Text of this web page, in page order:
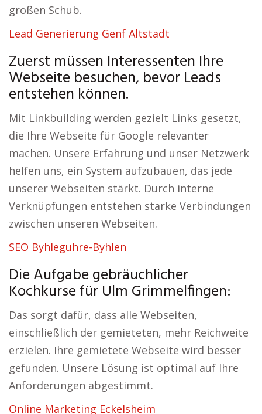
großen Schub.
Lead Generierung Genf Altstadt
Zuerst müssen Interessenten Ihre
Webseite besuchen, bevor Leads
entstehen können.
Mit Linkbuilding werden gezielt Links gesetzt,
die Ihre Webseite für Google relevanter
machen. Unsere Erfahrung und unser Netzwerk
helfen uns, ein System aufzubauen, das jede
unserer Webseiten stärkt. Durch interne
Verknüpfungen entstehen starke Verbindungen
zwischen unseren Webseiten.
SEO Byhleguhre-Byhlen
Die Aufgabe gebräuchlicher
Kochkurse für Ulm Grimmelfingen:
Das sorgt dafür, dass alle Webseiten,
einschließlich der gemieteten, mehr Reichweite
erzielen. Ihre gemietete Webseite wird besser
gefunden. Unsere Lösung ist optimal auf Ihre
Anforderungen abgestimmt.
Online Marketing Eckelsheim